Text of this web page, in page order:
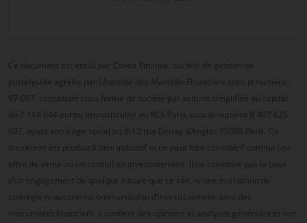
Ce document est établi par Covéa Finance, société de gestion de
portefeuille agréée par l’Autorité des Marchés Financiers sous le numéro
97-007, constituée sous forme de société par actions simplifiée au capital
de 7 114 644 euros, immatriculée au RCS Paris sous le numéro B 407 625
607, ayant son siège social au 8-12 rue Boissy d’Anglas 75008 Paris. Ce
document est produit à titre indicatif et ne peut être considéré comme une
offre de vente ou un conseil en investissement. Il ne constitue pas la base
d’un engagement de quelque nature que ce soit, ni une évaluation de
stratégie ni aucune recommandation d’investissement dans des
instruments financiers. Il contient des opinions et analyses générales et non